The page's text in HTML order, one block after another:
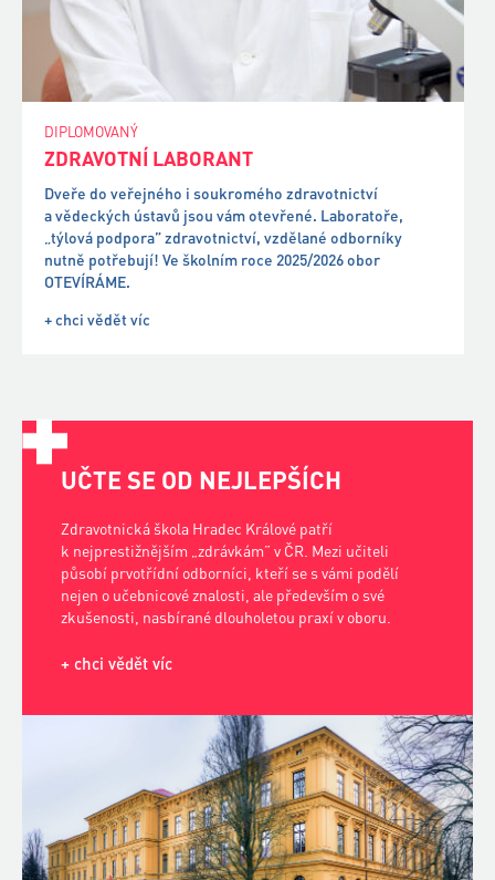
Dveře do veřejného i soukromého zdravotnictví
a vědeckých ústavů jsou vám otevřené. Laboratoře,
„týlová podpora” zdravotnictví, vzdělané odborníky
nutně potřebují! Ve školním roce 2025/2026 obor
OTEVÍRÁME.
+ chci vědět víc
nejen o učebnicové znalosti, ale především o své
+ chci vědět víc
ZAŽIJTE TO
Vlastní zkušenost je nejlepší forma učení. Proto naši